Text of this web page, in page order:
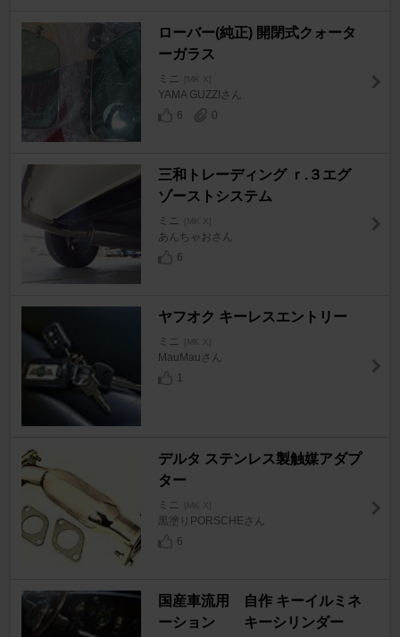
ローバー(純正) 開閉式クォータ
ーガラス
ミニ [MK X]
YAMA GUZZIさん
6
0
三和トレーディング ｒ.３エグ
ゾーストシステム
ミニ [MK X]
あんちゃおさん
6
ヤフオク キーレスエントリー
ミニ [MK X]
MauMauさん
1
デルタ ステンレス製触媒アダプ
ター
ミニ [MK X]
黒塗りPORSCHEさん
6
国産車流用 自作 キーイルミネ
ーション キーシリンダー